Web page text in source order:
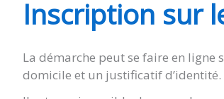
THÉNAC
Inscription sur
La démarche peut se faire en
domicile et un justificatif d’identité.